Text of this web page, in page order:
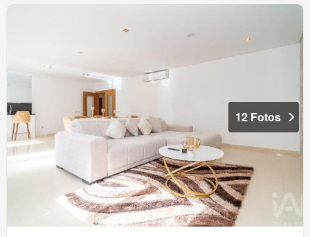
12 Fotos